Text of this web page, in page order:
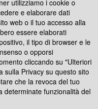
utilizziamo i cookie o
e elaborare dati
web o il tuo accesso alla
essere elaborati
il tipo di browser e le
o opporsi
cliccando su "Ulteriori
sulla Privacy su questo sito
che la revoca del tuo
determinate funzionalità del